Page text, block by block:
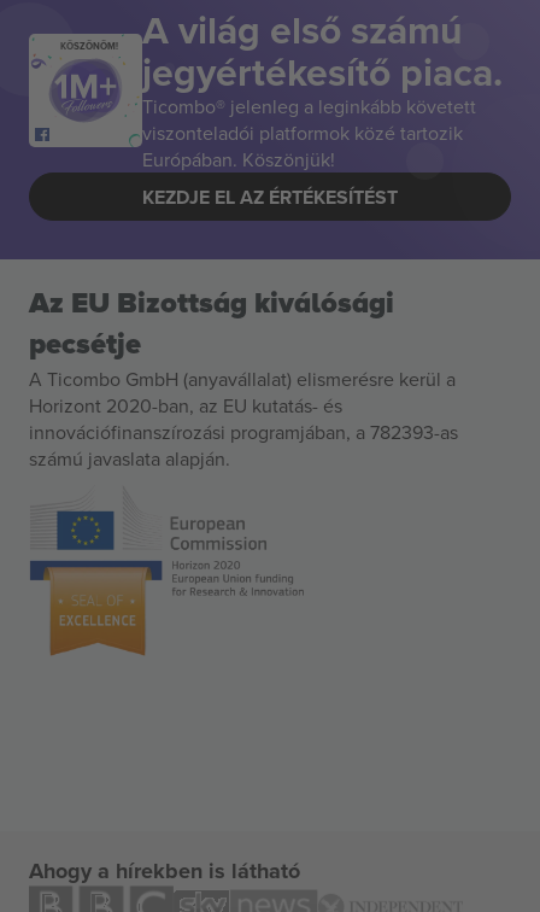
KÖSZÖNÖM! A világ első számú
jegyértékesítő piaca.
Ticombo® jelenleg a leginkább követett
viszonteladói platformok közé tartozik
Európában. Köszönjük!
KEZDJE EL AZ ÉRTÉKESÍTÉST
Az EU Bizottság kiválósági
pecsétje
A Ticombo GmbH (anyavállalat) elismerésre kerül a
Horizont 2020-ban, az EU kutatás- és
innovációfinanszírozási programjában, a 782393-as
számú javaslata alapján.
Ahogy a hírekben is látható